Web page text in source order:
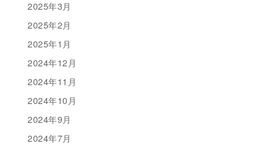
2025年3月
2025年2月
2025年1月
2024年12月
2024年11月
2024年10月
2024年9月
2024年7月